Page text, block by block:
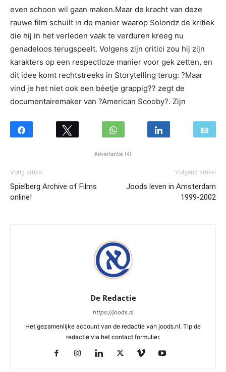
even schoon wil gaan maken.Maar de kracht van deze
rauwe film schuilt in de manier waarop Solondz de kritiek
die hij in het verleden vaak te verduren kreeg nu
genadeloos terugspeelt. Volgens zijn critici zou hij zijn
karakters op een respectloze manier voor gek zetten, en
dit idee komt rechtstreeks in Storytelling terug: ?Maar
vind je het niet ook een béetje grappig?? zegt de
documentairemaker van ?American Scooby?. Zijn
Advertentie (4)
Vorig artikel
Spielberg Archive of Films
online!
Volgend artikel
Joods leven in Amsterdam
1999-2002
De Redactie
https://joods.nl
Het gezamenlijke account van de redactie van joods.nl. Tip de
redactie via het contact formulier.